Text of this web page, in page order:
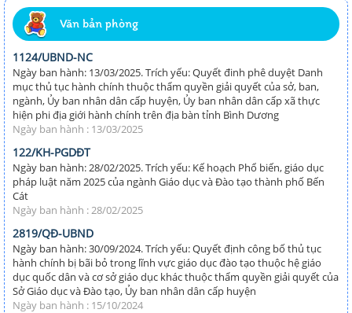
Văn bản phòng
1124/UBND-NC
Ngày ban hành: 13/03/2025. Trích yếu: Quyết đinh phê duyệt Danh
mục thủ tục hành chính thuộc thẩm quyền giải quyết của sở, ban,
ngành, Ủy ban nhân dân cấp huyện, Ủy ban nhân dân cấp xã thực
hiện phi địa giới hành chính trên địa bàn tỉnh Bình Dương
Ngày ban hành : 13/03/2025
122/KH-PGDĐT
Ngày ban hành: 28/02/2025. Trích yếu: Kế hoạch Phổ biến, giáo dục
pháp luật năm 2025 của ngành Giáo dục và Đào tạo thành phố Bến
Cát
Ngày ban hành : 28/02/2025
2819/QĐ-UBND
Ngày ban hành: 30/09/2024. Trích yếu: Quyết định công bố thủ tục
hành chính bị bãi bỏ trong lĩnh vực giáo dục đào tạo thuộc hệ giáo
dục quốc dân và cơ sở giáo dục khác thuộc thẩm quyền giải quyết của
Sở Giáo dục và Đào tạo, Ủy ban nhân dân cấp huyện
Ngày ban hành : 15/10/2024